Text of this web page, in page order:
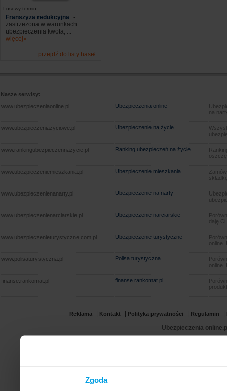
Zgoda
Losowy termin:
Franszyza redukcyjna
-
zastrzeżona w warunkach
ubezpieczenia kwota, ...
więcej»
przejdź do listy haseł
Nasze serwisy:
www.ubezpieczeniaonline.pl
Ubezpieczenia online
na
www.ubezpieczeniazyciowe.pl Ubezpieczenie na życie
www.rankingubezpieczennazycie.pl Ranking ubezpieczeń na życie
www.ubezpieczeniemieszkania.pl Ubezpieczenie mieszkania
www.ubezpieczenienanarty.pl Ubezpieczenie na narty
www.ubezpieczenienarciarskie.pl Ubezpieczenie narciarskie
daję
www.ubezpieczenieturystyczne.com.pl Ubezpieczenie turystyczne
www.polisaturystyczna.pl Polisa turystyczna
finanse.rankomat.pl finanse.rankomat.pl
Reklama Kontakt Polityka prywatności Regulamin
Ubezpieczenia